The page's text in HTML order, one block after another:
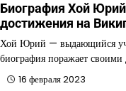
Биография Хой
достижения на
Хой Юрий — выдающийся
биография поражает
16 февраля 2023